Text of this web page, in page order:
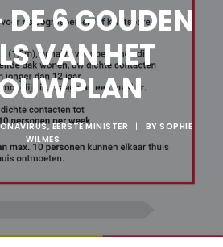
6 GOUDEN
VAN HET
, EERSTE MINISTER | BY SOPHIE
WILMES